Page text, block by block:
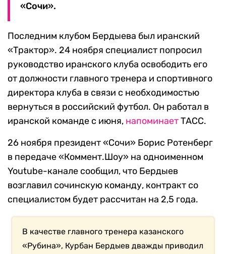
«Сочи».
Последним клубом Бердыева был иранский
«Трактор». 24 ноября специалист попросил
руководство иранского клуба освободить его
от должности главного тренера и спортивного
директора клуба в связи с необходимостью
вернуться в российский футбол. Он работал в
иранской команде с июня, напоминаетТАСС.
26 ноября президент «Сочи» Борис Ротенберг
в передаче «Коммент.Шоу» на одноименном
Youtube-канале сообщил, что Бердыев
возглавил сочинскую команду, контракт со
специалистом будет рассчитан на 2,5 года.
В качестве главного тренера казанского
«Рубина», Курбан Бердыев дважды приводил